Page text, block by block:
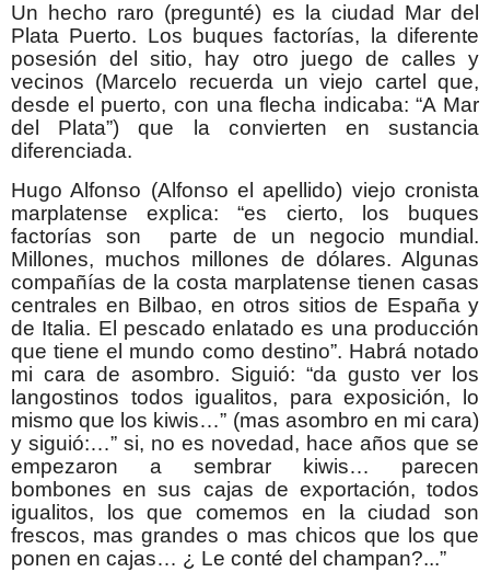
Un hecho raro (pregunté) es la ciudad Mar del
Plata Puerto. Los buques factorías, la diferente
posesión del sitio, hay otro juego de calles y
vecinos (Marcelo recuerda un viejo cartel que,
desde el puerto, con una flecha indicaba: “A Mar
del Plata”) que la convierten en sustancia
diferenciada.
Hugo Alfonso (Alfonso el apellido) viejo cronista
marplatense explica: “es cierto, los buques
factorías son parte de un negocio mundial.
Millones, muchos millones de dólares. Algunas
compañías de la costa marplatense tienen casas
centrales en Bilbao, en otros sitios de España y
de Italia. El pescado enlatado es una producción
que tiene el mundo como destino”. Habrá notado
mi cara de asombro. Siguió: “da gusto ver los
langostinos todos igualitos, para exposición, lo
mismo que los kiwis…” (mas asombro en mi cara)
y siguió:…” si, no es novedad, hace años que se
empezaron a sembrar kiwis… parecen
bombones en sus cajas de exportación, todos
igualitos, los que comemos en la ciudad son
frescos, mas grandes o mas chicos que los que
ponen en cajas… ¿ Le conté del champan?...”